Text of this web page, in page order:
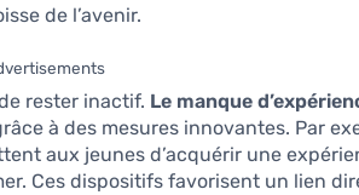
de l’avenir.
rester inactif. Le manque
à des mesures innovantes. Par
aux jeunes d’acquérir une
Ces dispositifs favorisent un lien